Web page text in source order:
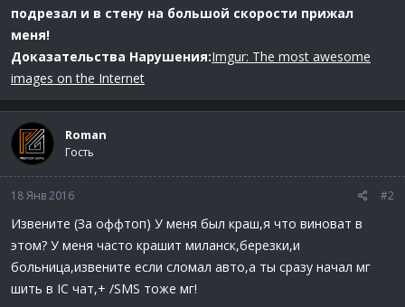
подрезал и в стену на большой скорости прижал
меня!
Доказательства Нарушения:Imgur: The most awesome
images on the Internet
Roman
Гость
18 Янв 2016 #2
Извените (За оффтоп) У меня был краш,я что виноват в
этом? У меня часто крашит миланск,березки,и
больница,извените если сломал авто,а ты сразу начал мг
шить в IC чат,+ /SMS тоже мг!